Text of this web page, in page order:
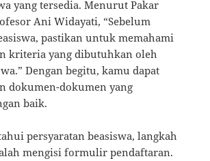
yang tersedia. Menurut Pakar
Ani Widayati, “Sebelum
pastikan untuk memahami
kriteria yang dibutuhkan oleh
Dengan begitu, kamu dapat
dokumen-dokumen yang
baik.
persyaratan beasiswa, langkah
mengisi formulir pendaftaran.